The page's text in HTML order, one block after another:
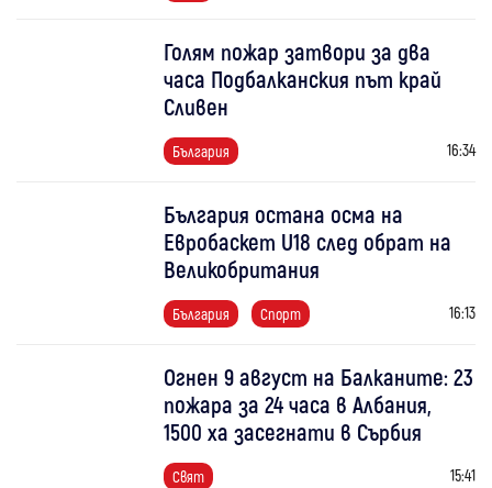
Голям пожар затвори за два
часа Подбалканския път край
Сливен
България 16:34
България остана осма на
Евробаскет U18 след обрат на
Великобритания
България Спорт 16:13
Огнен 9 август на Балканите: 23
пожара за 24 часа в Албания,
1500 ха засегнати в Сърбия
Свят 15:41